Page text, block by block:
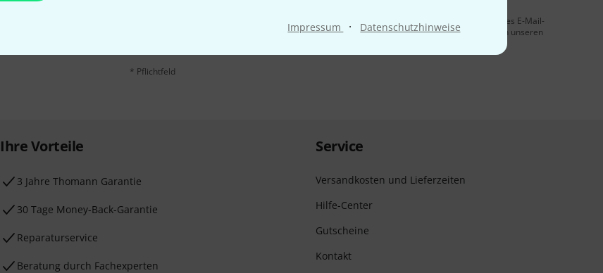
Impressum · Datenschutzhinweise
Mit Klick auf „Jetzt anmelden“ stimmen Sie dem Erhalt von E-Mail-Werbung und einer Messung des E-Mail-
Nutzungsverhaltens zu. Die Abmeldung ist jederzeit möglich. Weitere Informationen finden Sie in unseren
* Pflichtfeld
Ihre Vorteile
3 Jahre Thomann Garantie
30 Tage Money-Back-Garantie
Reparaturservice
Beratung durch Fachexperten
Service
Versandkosten und Lieferzeiten
Hilfe-Center
Gutscheine
Kontakt